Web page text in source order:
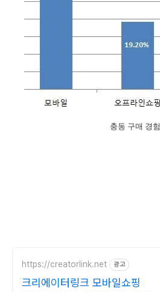
충동 구매 경험
https://creatorlink.net 광고
크리에이터링크 모바일쇼핑